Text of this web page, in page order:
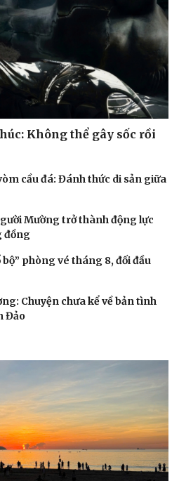
Thời trang
Sao Việt
Không thể gây sốc rồi
cầu đá: Đánh thức di sản giữa
Mường trở thành động lực
đồng
phòng vé tháng 8, đối đầu
Chuyện chưa kể về bản tình
Đảo